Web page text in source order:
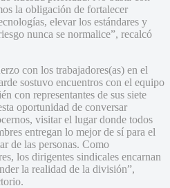
la obligación de fortalecer
elevar los estándares y
nunca se normalice”, recalcó
con los trabajadores(as) en el
sostuvo encuentros con el equipo
con representantes de sus siete
oportunidad de conversar
visitar el lugar donde todos
entregan lo mejor de sí para el
de las personas. Como
los dirigentes sindicales encarnan
la realidad de la división”,